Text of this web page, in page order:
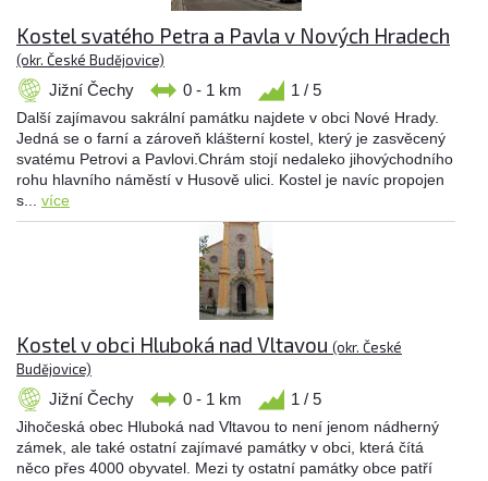
Kostel svatého Petra a Pavla v Nových Hradech
(okr. České Budějovice)
Jižní Čechy 0 - 1 km 1 / 5
Další zajímavou sakrální památku najdete v obci Nové Hrady.
Jedná se o farní a zároveň klášterní kostel, který je zasvěcený
svatému Petrovi a Pavlovi.Chrám stojí nedaleko jihovýchodního
rohu hlavního náměstí v Husově ulici. Kostel je navíc propojen
s... více
Kostel v obci Hluboká nad Vltavou (okr. České
Budějovice)
Jižní Čechy 0 - 1 km 1 / 5
Jihočeská obec Hluboká nad Vltavou to není jenom nádherný
zámek, ale také ostatní zajímavé památky v obci, která čítá
něco přes 4000 obyvatel. Mezi ty ostatní památky obce patří